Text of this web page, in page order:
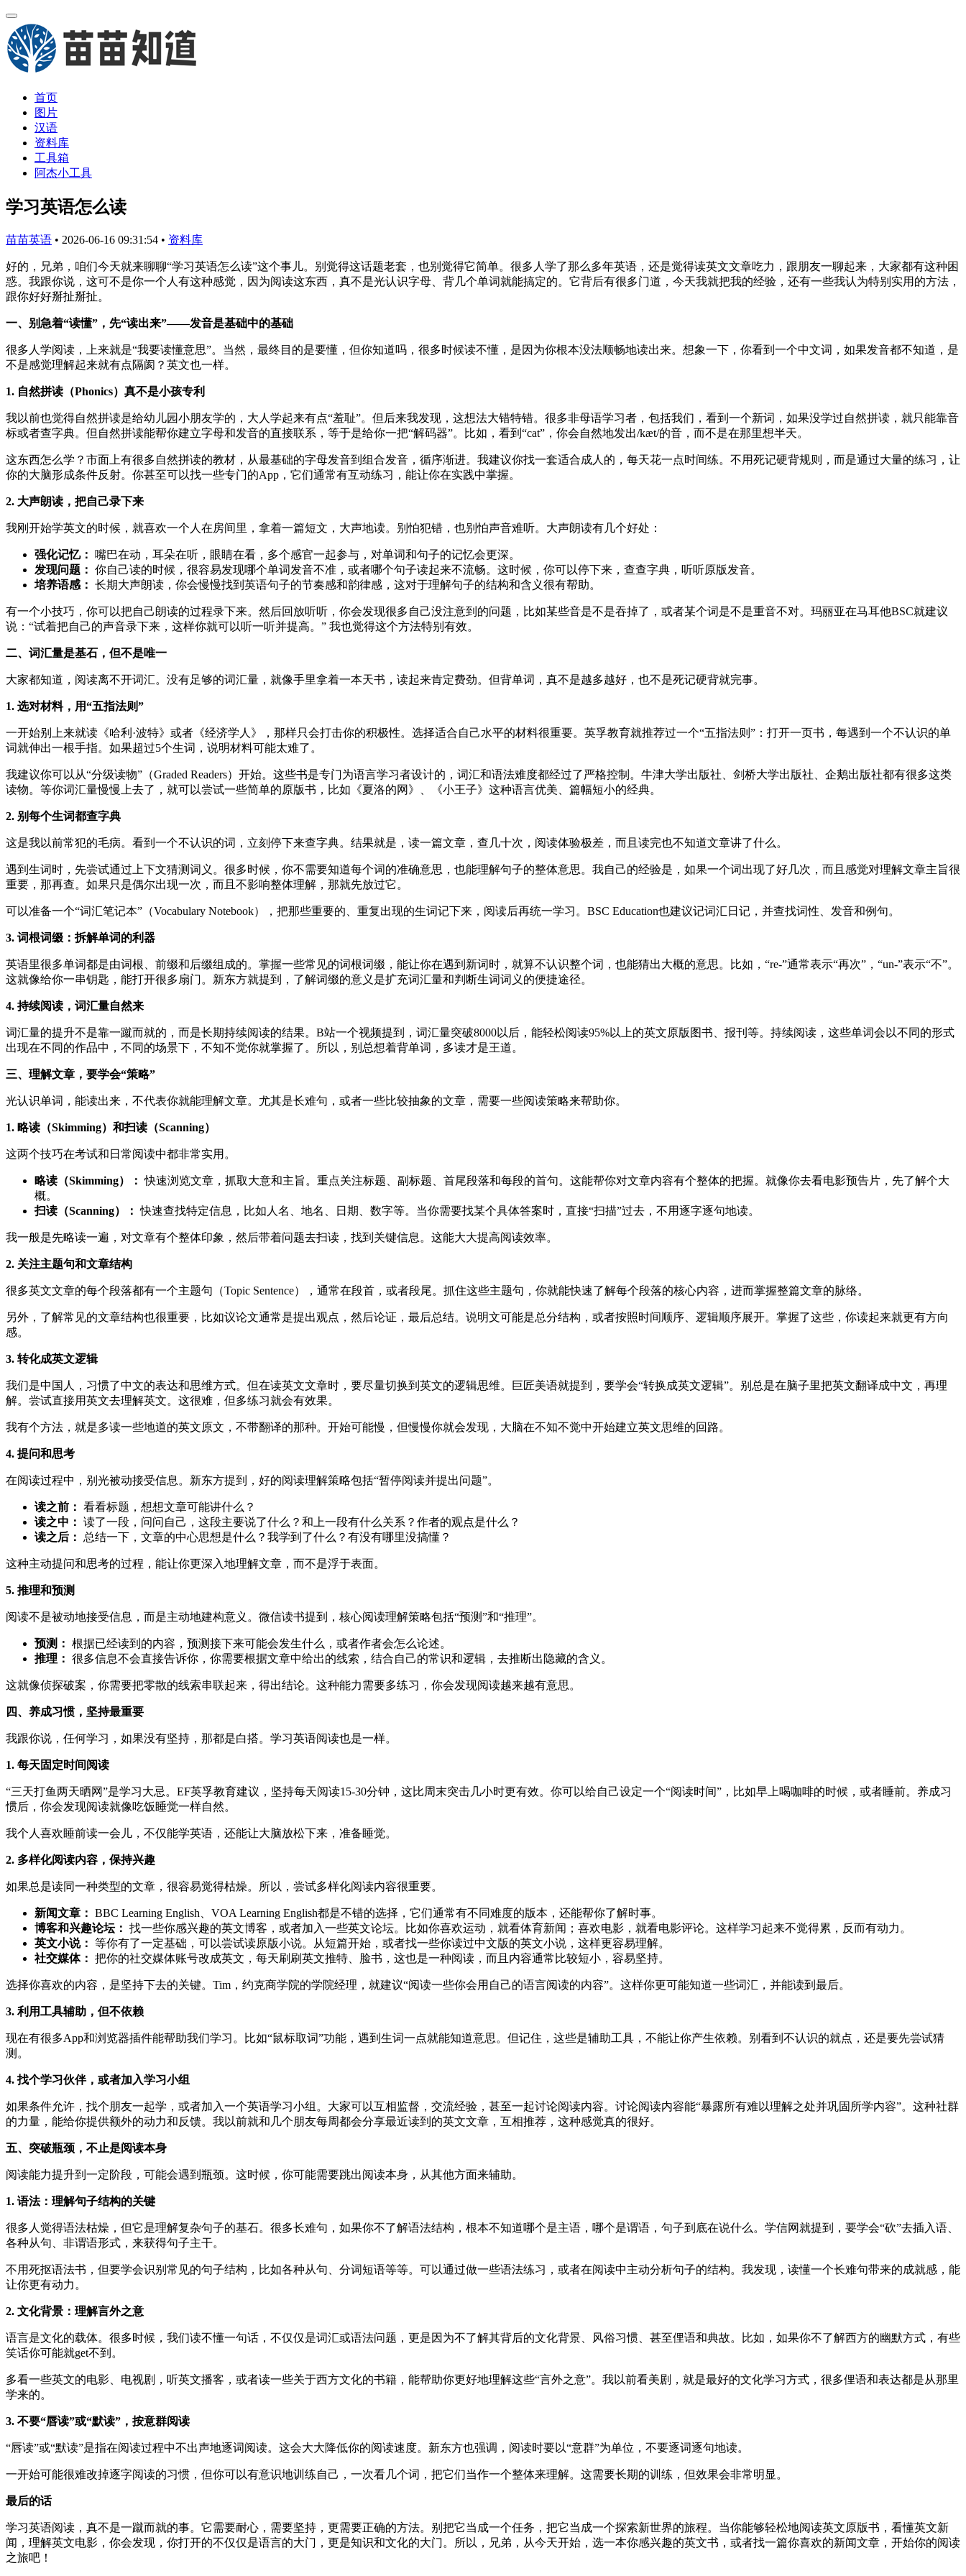
首页
图片
汉语
资料库
工具箱
阿杰小工具
学习英语怎么读
苗苗英语 • 2026-06-16 09:31:54 • 资料库
好的，兄弟，咱们今天就来聊聊“学习英语怎么读”这个事儿。别觉得这话题老套，也别觉得它简单。很多人学了那么多年英语，还是觉得读英文文章吃力，跟朋友一聊起来，大家都有这种困
惑。我跟你说，这可不是你一个人有这种感觉，因为阅读这东西，真不是光认识字母、背几个单词就能搞定的。它背后有很多门道，今天我就把我的经验，还有一些我认为特别实用的方法，
跟你好好掰扯掰扯。
一、别急着“读懂”，先“读出来”——发音是基础中的基础
很多人学阅读，上来就是“我要读懂意思”。当然，最终目的是要懂，但你知道吗，很多时候读不懂，是因为你根本没法顺畅地读出来。想象一下，你看到一个中文词，如果发音都不知道，是
不是感觉理解起来就有点隔阂？英文也一样。
1. 自然拼读（Phonics）真不是小孩专利
我以前也觉得自然拼读是给幼儿园小朋友学的，大人学起来有点“羞耻”。但后来我发现，这想法大错特错。很多非母语学习者，包括我们，看到一个新词，如果没学过自然拼读，就只能靠音
标或者查字典。但自然拼读能帮你建立字母和发音的直接联系，等于是给你一把“解码器”。比如，看到“cat”，你会自然地发出/kæt/的音，而不是在那里想半天。
这东西怎么学？市面上有很多自然拼读的教材，从最基础的字母发音到组合发音，循序渐进。我建议你找一套适合成人的，每天花一点时间练。不用死记硬背规则，而是通过大量的练习，让
你的大脑形成条件反射。你甚至可以找一些专门的App，它们通常有互动练习，能让你在实践中掌握。
2. 大声朗读，把自己录下来
我刚开始学英文的时候，就喜欢一个人在房间里，拿着一篇短文，大声地读。别怕犯错，也别怕声音难听。大声朗读有几个好处：
强化记忆：
嘴巴在动，耳朵在听，眼睛在看，多个感官一起参与，对单词和句子的记忆会更深。
发现问题： 你自己读的时候，很容易发现哪个单词发音不准，或者哪个句子读起来不流畅。这时候，你可以停下来，查查字典，听听原版发音。
培养语感： 长期大声朗读，你会慢慢找到英语句子的节奏感和韵律感，这对于理解句子的结构和含义很有帮助。
有一个小技巧，你可以把自己朗读的过程录下来。然后回放听听，你会发现很多自己没注意到的问题，比如某些音是不是吞掉了，或者某个词是不是重音不对。玛丽亚在马耳他BSC就建议
说：“试着把自己的声音录下来，这样你就可以听一听并提高。” 我也觉得这个方法特别有效。
二、词汇量是基石，但不是唯一
大家都知道，阅读离不开词汇。没有足够的词汇量，就像手里拿着一本天书，读起来肯定费劲。但背单词，真不是越多越好，也不是死记硬背就完事。
1. 选对材料，用“五指法则”
一开始别上来就读《哈利·波特》或者《经济学人》，那样只会打击你的积极性。选择适合自己水平的材料很重要。英孚教育就推荐过一个“五指法则”：打开一页书，每遇到一个不认识的单
词就伸出一根手指。如果超过5个生词，说明材料可能太难了。
我建议你可以从“分级读物”（Graded Readers）开始。这些书是专门为语言学习者设计的，词汇和语法难度都经过了严格控制。牛津大学出版社、剑桥大学出版社、企鹅出版社都有很多这类
读物。等你词汇量慢慢上去了，就可以尝试一些简单的原版书，比如《夏洛的网》、《小王子》这种语言优美、篇幅短小的经典。
2. 别每个生词都查字典
这是我以前常犯的毛病。看到一个不认识的词，立刻停下来查字典。结果就是，读一篇文章，查几十次，阅读体验极差，而且读完也不知道文章讲了什么。
遇到生词时，先尝试通过上下文猜测词义。很多时候，你不需要知道每个词的准确意思，也能理解句子的整体意思。我自己的经验是，如果一个词出现了好几次，而且感觉对理解文章主旨很
重要，那再查。如果只是偶尔出现一次，而且不影响整体理解，那就先放过它。
可以准备一个“词汇笔记本”（Vocabulary Notebook），把那些重要的、重复出现的生词记下来，阅读后再统一学习。BSC Education也建议记词汇日记，并查找词性、发音和例句。
3. 词根词缀：拆解单词的利器
英语里很多单词都是由词根、前缀和后缀组成的。掌握一些常见的词根词缀，能让你在遇到新词时，就算不认识整个词，也能猜出大概的意思。比如，“re-”通常表示“再次”，“un-”表示“不”。
这就像给你一串钥匙，能打开很多扇门。新东方就提到，了解词缀的意义是扩充词汇量和判断生词词义的便捷途径。
4. 持续阅读，词汇量自然来
词汇量的提升不是靠一蹴而就的，而是长期持续阅读的结果。B站一个视频提到，词汇量突破8000以后，能轻松阅读95%以上的英文原版图书、报刊等。持续阅读，这些单词会以不同的形式
出现在不同的作品中，不同的场景下，不知不觉你就掌握了。所以，别总想着背单词，多读才是王道。
三、理解文章，要学会“策略”
光认识单词，能读出来，不代表你就能理解文章。尤其是长难句，或者一些比较抽象的文章，需要一些阅读策略来帮助你。
1. 略读（Skimming）和扫读（Scanning）
这两个技巧在考试和日常阅读中都非常实用。
略读（Skimming）： 快速浏览文章，抓取大意和主旨。重点关注标题、副标题、首尾段落和每段的首句。这能帮你对文章内容有个整体的把握。就像你去看电影预告片，先了解个大
概。
扫读（Scanning）： 快速查找特定信息，比如人名、地名、日期、数字等。当你需要找某个具体答案时，直接“扫描”过去，不用逐字逐句地读。
我一般是先略读一遍，对文章有个整体印象，然后带着问题去扫读，找到关键信息。这能大大提高阅读效率。
2. 关注主题句和文章结构
很多英文文章的每个段落都有一个主题句（Topic Sentence），通常在段首，或者段尾。抓住这些主题句，你就能快速了解每个段落的核心内容，进而掌握整篇文章的脉络。
另外，了解常见的文章结构也很重要，比如议论文通常是提出观点，然后论证，最后总结。说明文可能是总分结构，或者按照时间顺序、逻辑顺序展开。掌握了这些，你读起来就更有方向
感。
3. 转化成英文逻辑
我们是中国人，习惯了中文的表达和思维方式。但在读英文文章时，要尽量切换到英文的逻辑思维。巨匠美语就提到，要学会“转换成英文逻辑”。别总是在脑子里把英文翻译成中文，再理
解。尝试直接用英文去理解英文。这很难，但多练习就会有效果。
我有个方法，就是多读一些地道的英文原文，不带翻译的那种。开始可能慢，但慢慢你就会发现，大脑在不知不觉中开始建立英文思维的回路。
4. 提问和思考
在阅读过程中，别光被动接受信息。新东方提到，好的阅读理解策略包括“暂停阅读并提出问题”。
读之前： 看看标题，想想文章可能讲什么？
读之中： 读了一段，问问自己，这段主要说了什么？和上一段有什么关系？作者的观点是什么？
读之后：
总结一下，文章的中心思想是什么？我学到了什么？有没有哪里没搞懂？
这种主动提问和思考的过程，能让你更深入地理解文章，而不是浮于表面。
5. 推理和预测
阅读不是被动地接受信息，而是主动地建构意义。微信读书提到，核心阅读理解策略包括“预测”和“推理”。
预测： 根据已经读到的内容，预测接下来可能会发生什么，或者作者会怎么论述。
推理： 很多信息不会直接告诉你，你需要根据文章中给出的线索，结合自己的常识和逻辑，去推断出隐藏的含义。
这就像侦探破案，你需要把零散的线索串联起来，得出结论。这种能力需要多练习，你会发现阅读越来越有意思。
四、养成习惯，坚持最重要
我跟你说，任何学习，如果没有坚持，那都是白搭。学习英语阅读也是一样。
1. 每天固定时间阅读
“三天打鱼两天晒网”是学习大忌。EF英孚教育建议，坚持每天阅读15-30分钟，这比周末突击几小时更有效。你可以给自己设定一个“阅读时间”，比如早上喝咖啡的时候，或者睡前。养成习
惯后，你会发现阅读就像吃饭睡觉一样自然。
我个人喜欢睡前读一会儿，不仅能学英语，还能让大脑放松下来，准备睡觉。
2. 多样化阅读内容，保持兴趣
如果总是读同一种类型的文章，很容易觉得枯燥。所以，尝试多样化阅读内容很重要。
新闻文章： BBC Learning English、VOA Learning English都是不错的选择，它们通常有不同难度的版本，还能帮你了解时事。
博客和兴趣论坛： 找一些你感兴趣的英文博客，或者加入一些英文论坛。比如你喜欢运动，就看体育新闻；喜欢电影，就看电影评论。这样学习起来不觉得累，反而有动力。
英文小说： 等你有了一定基础，可以尝试读原版小说。从短篇开始，或者找一些你读过中文版的英文小说，这样更容易理解。
社交媒体： 把你的社交媒体账号改成英文，每天刷刷英文推特、脸书，这也是一种阅读，而且内容通常比较短小，容易坚持。
选择你喜欢的内容，是坚持下去的关键。Tim，约克商学院的学院经理，就建议“阅读一些你会用自己的语言阅读的内容”。这样你更可能知道一些词汇，并能读到最后。
3. 利用工具辅助，但不依赖
现在有很多App和浏览器插件能帮助我们学习。比如“鼠标取词”功能，遇到生词一点就能知道意思。但记住，这些是辅助工具，不能让你产生依赖。别看到不认识的就点，还是要先尝试猜
测。
4. 找个学习伙伴，或者加入学习小组
如果条件允许，找个朋友一起学，或者加入一个英语学习小组。大家可以互相监督，交流经验，甚至一起讨论阅读内容。讨论阅读内容能“暴露所有难以理解之处并巩固所学内容”。这种社群
的力量，能给你提供额外的动力和反馈。我以前就和几个朋友每周都会分享最近读到的英文文章，互相推荐，这种感觉真的很好。
五、突破瓶颈，不止是阅读本身
阅读能力提升到一定阶段，可能会遇到瓶颈。这时候，你可能需要跳出阅读本身，从其他方面来辅助。
1. 语法：理解句子结构的关键
很多人觉得语法枯燥，但它是理解复杂句子的基石。很多长难句，如果你不了解语法结构，根本不知道哪个是主语，哪个是谓语，句子到底在说什么。学信网就提到，要学会“砍”去插入语、
各种从句、非谓语形式，来获得句子主干。
不用死抠语法书，但要学会识别常见的句子结构，比如各种从句、分词短语等等。可以通过做一些语法练习，或者在阅读中主动分析句子的结构。我发现，读懂一个长难句带来的成就感，能
让你更有动力。
2. 文化背景：理解言外之意
语言是文化的载体。很多时候，我们读不懂一句话，不仅仅是词汇或语法问题，更是因为不了解其背后的文化背景、风俗习惯、甚至俚语和典故。比如，如果你不了解西方的幽默方式，有些
笑话你可能就get不到。
多看一些英文的电影、电视剧，听英文播客，或者读一些关于西方文化的书籍，能帮助你更好地理解这些“言外之意”。我以前看美剧，就是最好的文化学习方式，很多俚语和表达都是从那里
学来的。
3. 不要“唇读”或“默读”，按意群阅读
“唇读”或“默读”是指在阅读过程中不出声地逐词阅读。这会大大降低你的阅读速度。新东方也强调，阅读时要以“意群”为单位，不要逐词逐句地读。
一开始可能很难改掉逐字阅读的习惯，但你可以有意识地训练自己，一次看几个词，把它们当作一个整体来理解。这需要长期的训练，但效果会非常明显。
最后的话
学习英语阅读，真不是一蹴而就的事。它需要耐心，需要坚持，更需要正确的方法。别把它当成一个任务，把它当成一个探索新世界的旅程。当你能够轻松地阅读英文原版书，看懂英文新
闻，理解英文电影，你会发现，你打开的不仅仅是语言的大门，更是知识和文化的大门。所以，兄弟，从今天开始，选一本你感兴趣的英文书，或者找一篇你喜欢的新闻文章，开始你的阅读
之旅吧！